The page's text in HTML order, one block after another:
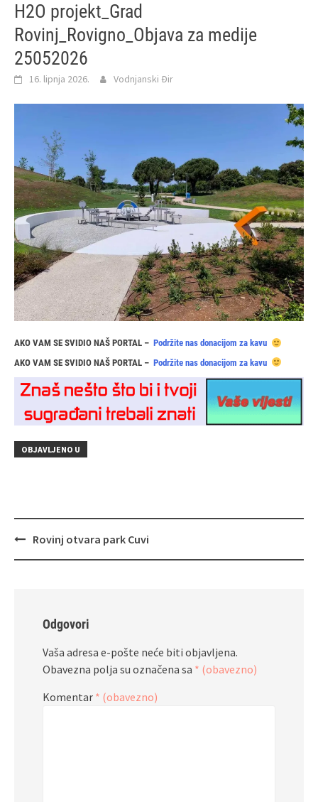
H2O projekt_Grad
Rovinj_Rovigno_Objava za medije
25052026
16. lipnja 2026. Vodnjanski Đir
AKO VAM SE SVIDIO NAŠ PORTAL – Podržite nas donacijom za kavu
AKO VAM SE SVIDIO NAŠ PORTAL – Podržite nas donacijom za kavu
OBJAVLJENO U
Navigacija
Rovinj otvara park Cuvi
Odgovori
Vaša adresa e-pošte neće biti objavljena.
Obavezna polja su označena sa * (obavezno)
Komentar * (obavezno)